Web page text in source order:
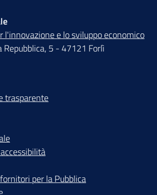
l'innovazione e lo sviluppo economico
Repubblica, 5 - 47121 Forlì
trasparente
per la Pubblica